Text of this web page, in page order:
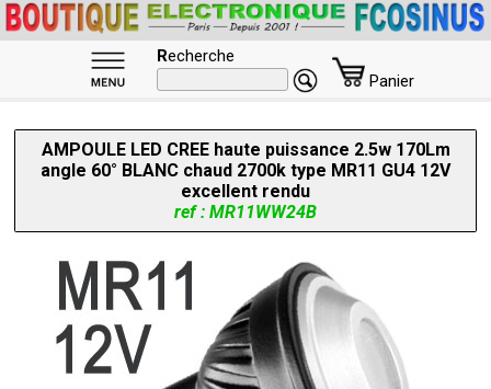
Recherche
Panier
AMPOULE LED CREE haute puissance 2.5w 170Lm
angle 60° BLANC chaud 2700k type MR11 GU4 12V
excellent rendu
ref : MR11WW24B